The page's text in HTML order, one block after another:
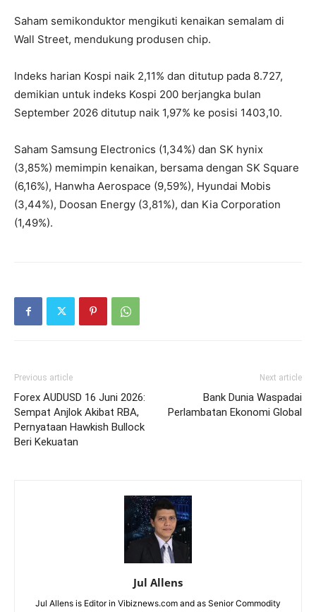
Saham semikonduktor mengikuti kenaikan semalam di
Wall Street, mendukung produsen chip.
Indeks harian Kospi naik 2,11% dan ditutup pada 8.727,
demikian untuk indeks Kospi 200 berjangka bulan
September 2026 ditutup naik 1,97% ke posisi 1403,10.
Saham Samsung Electronics (1,34%) dan SK hynix
(3,85%) memimpin kenaikan, bersama dengan SK Square
(6,16%), Hanwha Aerospace (9,59%), Hyundai Mobis
(3,44%), Doosan Energy (3,81%), dan Kia Corporation
(1,49%).
Previous article
Forex AUDUSD 16 Juni 2026:
Sempat Anjlok Akibat RBA,
Pernyataan Hawkish Bullock
Beri Kekuatan
Next article
Bank Dunia Waspadai
Perlambatan Ekonomi Global
Jul Allens
Jul Allens is Editor in Vibiznews.com and as Senior Commodity